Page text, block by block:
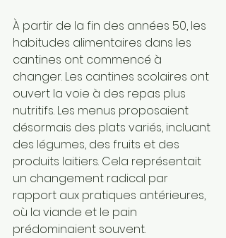
À partir de la fin des années 50, les
habitudes alimentaires dans les
cantines ont commencé à
changer. Les cantines scolaires ont
ouvert la voie à des repas plus
nutritifs. Les menus proposaient
désormais des plats variés, incluant
des légumes, des fruits et des
produits laitiers. Cela représentait
un changement radical par
rapport aux pratiques antérieures,
où la viande et le pain
prédominaient souvent.